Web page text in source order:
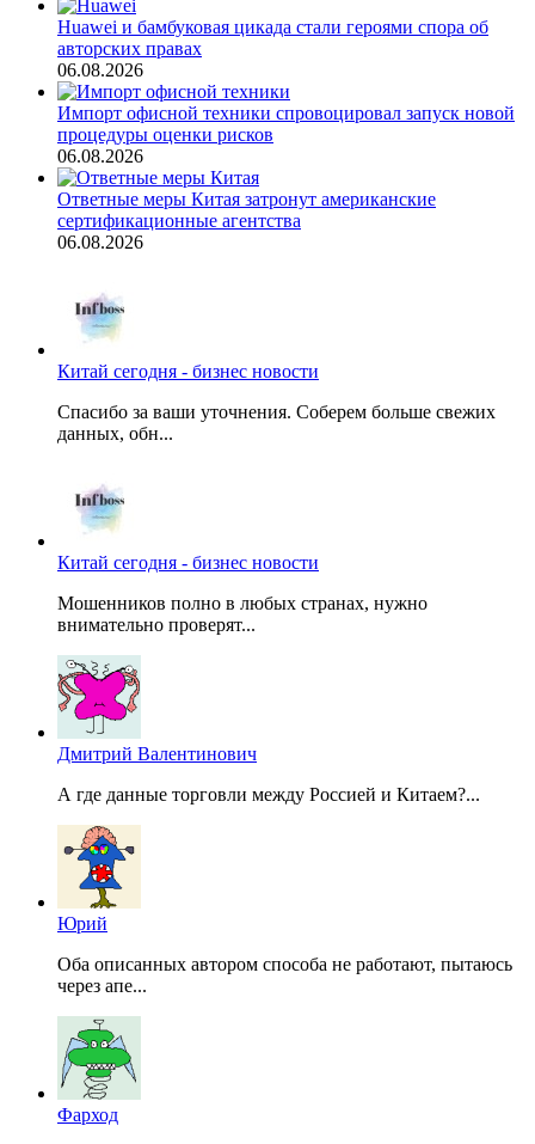
Huawei и бамбуковая цикада стали героями спора об
авторских правах
06.08.2026
Импорт офисной техники спровоцировал запуск новой
процедуры оценки рисков
06.08.2026
Ответные меры Китая затронут американские
сертификационные агентства
06.08.2026
Китай сегодня - бизнес новости
Спасибо за ваши уточнения. Соберем больше свежих
данных, обн...
Китай сегодня - бизнес новости
Мошенников полно в любых странах, нужно
внимательно проверят...
Дмитрий Валентинович
А где данные торговли между Россией и Китаем?...
Юрий
Оба описанных автором способа не работают, пытаюсь
через апе...
Фарход